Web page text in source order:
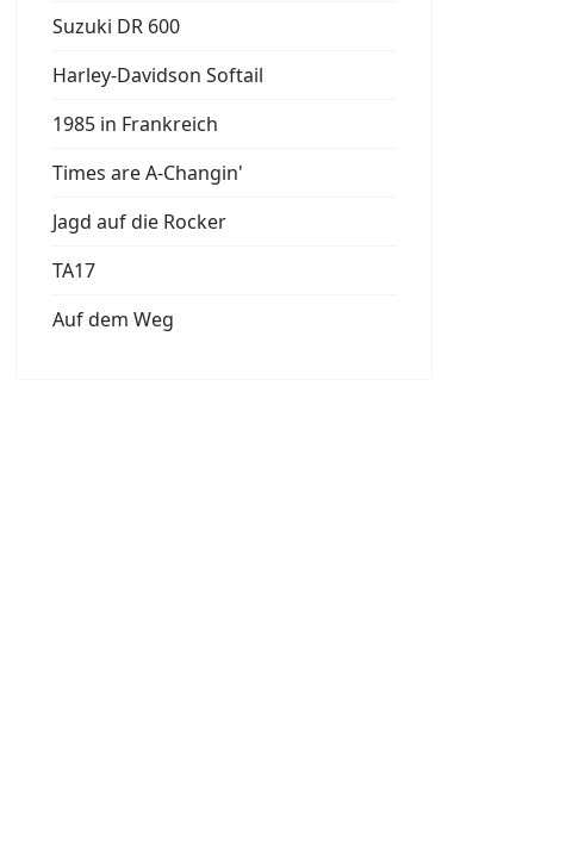
Suzuki DR 600
Harley-Davidson Softail
1985 in Frankreich
Times are A-Changin'
Jagd auf die Rocker
TA17
Auf dem Weg